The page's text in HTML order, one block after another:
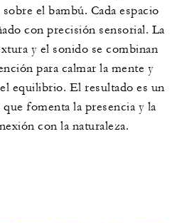
sobre el bambú. Cada espacio
con precisión sensorial. La
y el sonido se combinan
para calmar la mente y
equilibrio. El resultado es un
fomenta la presencia y la
con la naturaleza.